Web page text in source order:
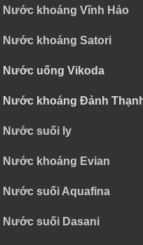
Nước khoáng Vĩnh Hảo
Nước khoáng Satori
Nước uống Vikoda
Nước khoáng Đảnh
Nước suối ly
Nước khoáng Evian
Nước suối Aquafina
Nước suối Dasani